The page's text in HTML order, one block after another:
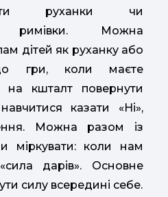
руханки чи
римівки. Можна
дітей як руханку або
гри, коли маєте
на кшталт повернути
казати «Ні»,
Можна разом із
міркувати: коли нам
дарів». Основне
силу всередині себе.